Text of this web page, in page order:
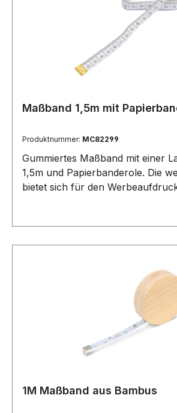
Maßband 1,5m mit
Produktnummer: MC82299
Gummiertes Maßband mit einer
1,5m und Papierbanderole. Die
bietet sich für den
1M Maßband aus Bambus